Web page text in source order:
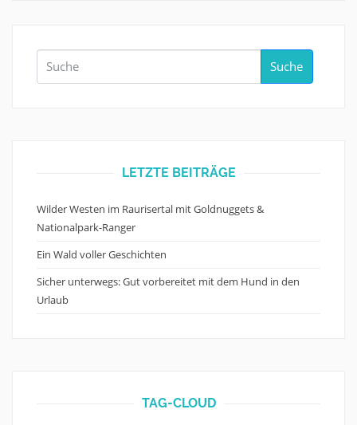
Suche
LETZTE BEITRÄGE
Wilder Westen im Raurisertal mit Goldnuggets &
Nationalpark-Ranger
Ein Wald voller Geschichten
Sicher unterwegs: Gut vorbereitet mit dem Hund in den
Urlaub
TAG-CLOUD